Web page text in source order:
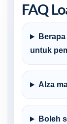
FAQ
untuk
Alza
Boleh